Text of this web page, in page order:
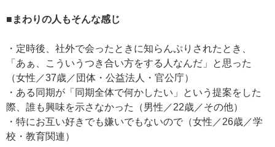
■まわりの人もそんな感じ
・定時後、社外で会ったときに知らんぷりされたとき、
「あぁ、こういうつき合い方をする人なんだ」と思った
（女性／37歳／団体・公益法人・官公庁）
・ある同期が「同期全体で何かしたい」という提案をした
際、誰も興味を示さなかった（男性／22歳／その他）
・特にお互い好きでも嫌いでもないので（女性／26歳／学
校・教育関連）